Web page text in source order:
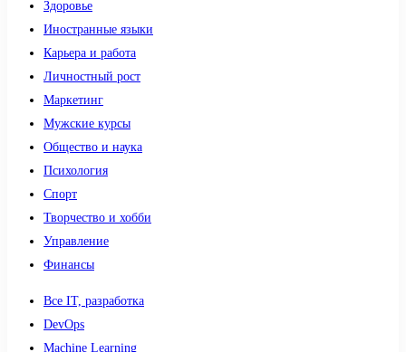
Здоровье
Иностранные языки
Карьера и работа
Личностный рост
Маркетинг
Мужские курсы
Общество и наука
Психология
Спорт
Творчество и хобби
Управление
Финансы
Все IT, разработка
DevOps
Machine Learning